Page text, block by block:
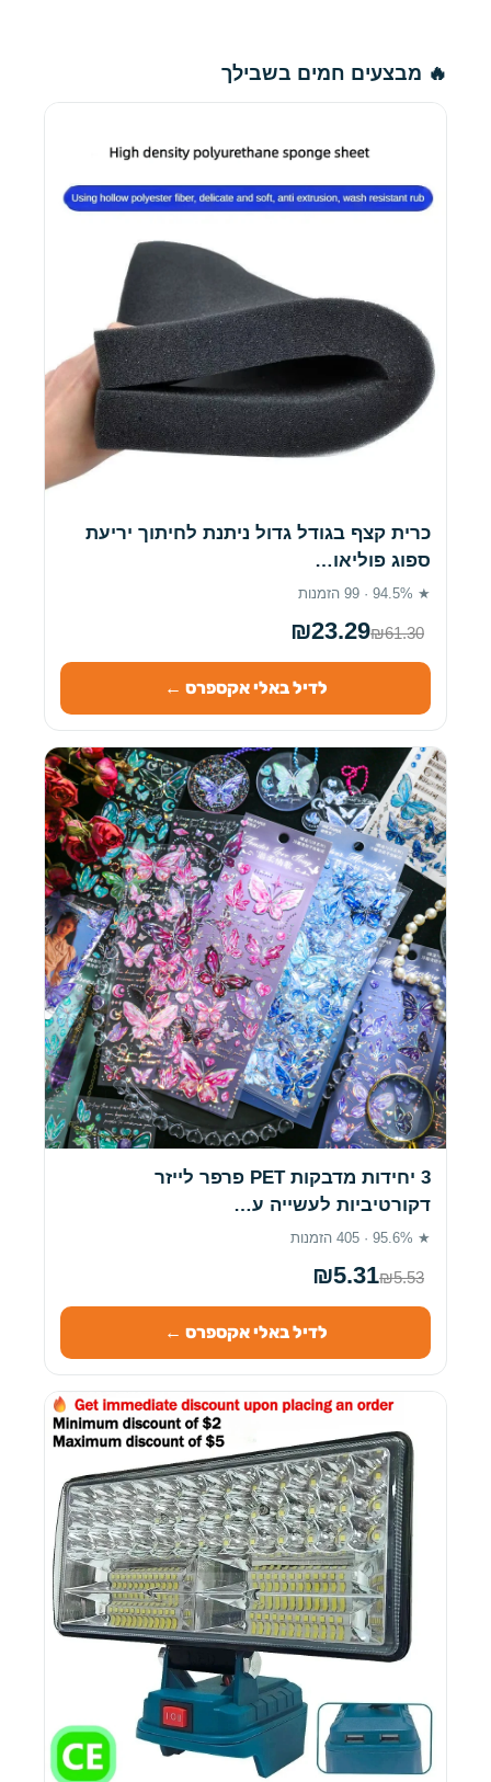
🔥 מבצעים חמים בשבילך
כרית קצף בגודל גדול ניתנת לחיתוך יריעת
ספוג פוליאו…
★ 94.5% · 99 הזמנות
₪23.29₪61.30
לדיל באלי אקספרס ←
3 יחידות מדבקות PET פרפר לייזר
דקורטיביות לעשייה ע…
★ 95.6% · 405 הזמנות
₪5.31₪5.53
לדיל באלי אקספרס ←